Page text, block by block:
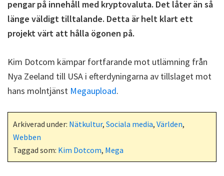
pengar på innehåll med kryptovaluta. Det låter än så
länge väldigt tilltalande. Detta är helt klart ett
projekt värt att hålla ögonen på.
Kim Dotcom kämpar fortfarande mot utlämning från
Nya Zeeland till USA i efterdyningarna av tillslaget mot
hans molntjänst Megaupload.
Arkiverad under: Nätkultur, Sociala media, Världen,
Webben
Taggad som: Kim Dotcom, Mega